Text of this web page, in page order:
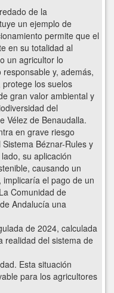
de la
un ejemplo de
permite que el
en su totalidad al
un agricultor lo
y, además,
los suelos
gran valor ambiental y
del
Vélez de Benaudalla.
en grave riesgo
Béznar-Rules y
su aplicación
causando un
el pago de un
Comunidad de
Andalucía una
de 2024, calculada
realidad del sistema de
Esta situación
para los agricultores